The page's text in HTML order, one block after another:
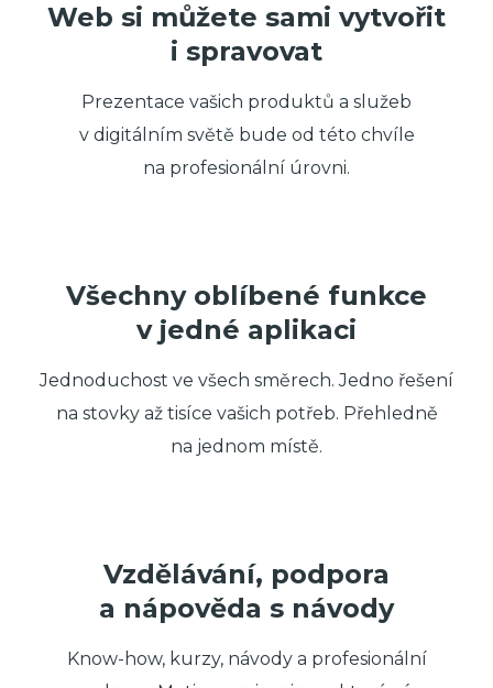
Web si můžete sami vytvořit
i spravovat
Prezentace vašich produktů a služeb
v digitálním světě bude od této chvíle
na profesionální úrovni.
Všechny oblíbené funkce
v jedné aplikaci
Jednoduchost ve všech směrech. Jedno řešení
na stovky až tisíce vašich potřeb. Přehledně
na jednom místě.
Vzdělávání, podpora
a nápověda s návody
Know-how, kurzy, návody a profesionální